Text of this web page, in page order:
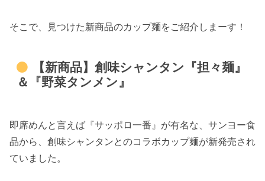
そこで、見つけた新商品のカップ麺をご紹介しまーす！
【新商品】創味シャンタン『担々麺』
＆『野菜タンメン』
即席めんと言えば『サッポロ一番』が有名な、サンヨー食
品から、創味シャンタンとのコラボカップ麺が新発売され
ていました。